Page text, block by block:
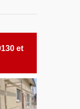
et